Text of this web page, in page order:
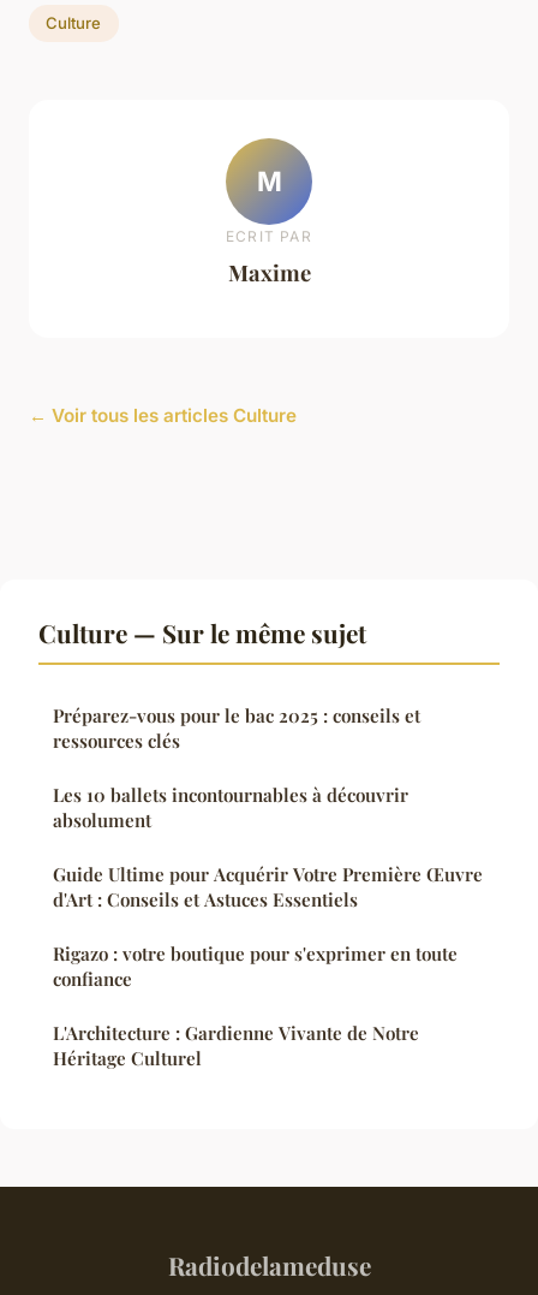
Culture
M
ECRIT PAR
Maxime
← Voir tous les articles Culture
Culture — Sur le même sujet
Préparez-vous pour le bac 2025 : conseils et
ressources clés
Les 10 ballets incontournables à découvrir
absolument
Guide Ultime pour Acquérir Votre Première Œuvre
d'Art : Conseils et Astuces Essentiels
Rigazo : votre boutique pour s'exprimer en toute
confiance
L'Architecture : Gardienne Vivante de Notre
Héritage Culturel
Radiodelameduse